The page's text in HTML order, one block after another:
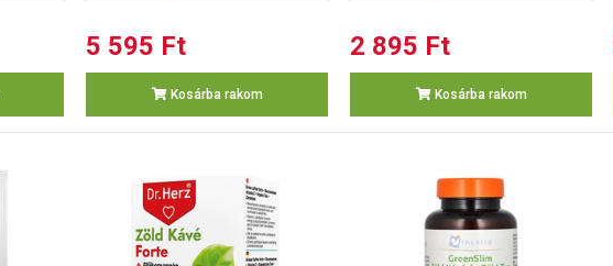
5 595 Ft
Kosárba rakom
2 895 Ft
Kosárba rakom